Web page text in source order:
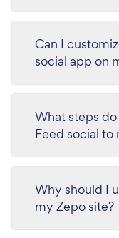
Can I
social app on
What steps
Feed social to
Why should I
my Zepo site?